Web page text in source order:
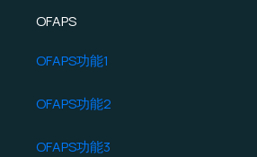
OFAPS
OFAPS功能1
OFAPS功能2
OFAPS功能3